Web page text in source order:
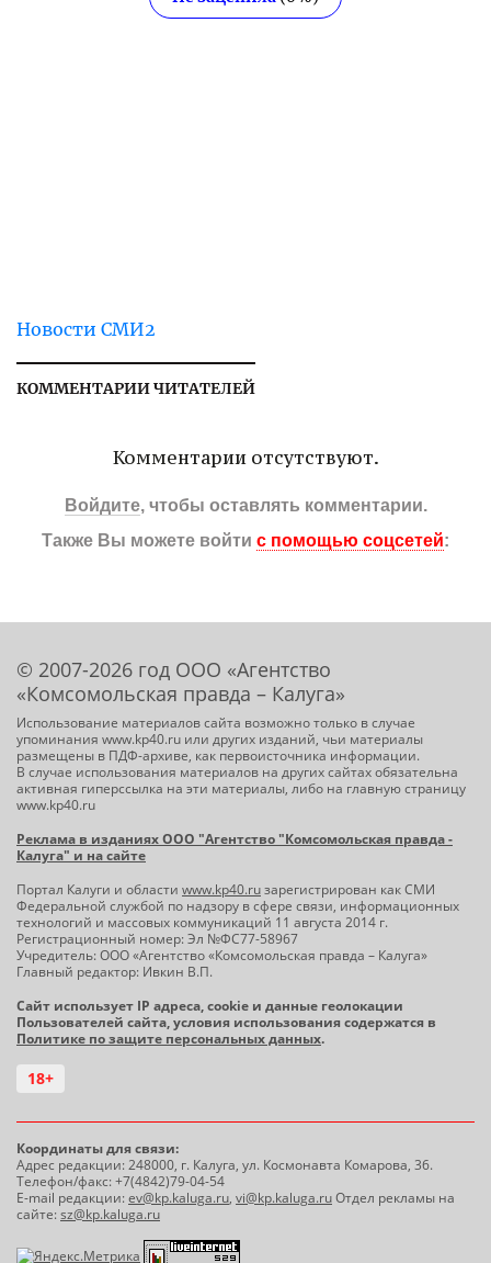
Новости СМИ2
КОММЕНТАРИИ ЧИТАТЕЛЕЙ
Комментарии отсутствуют.
Войдите, чтобы оставлять комментарии.
Также Вы можете войти с помощью соцсетей:
© 2007-2026 год ООО «Агентство
«Комсомольская правда – Калуга»
Использование материалов сайта возможно только в случае
упоминания www.kp40.ru или других изданий, чьи материалы
размещены в ПДФ-архиве, как первоисточника информации.
В случае использования материалов на других сайтах обязательна
активная гиперссылка на эти материалы, либо на главную страницу
www.kp40.ru
Реклама в изданиях ООО "Агентство "Комсомольская правда -
Калуга" и на сайте
Портал Калуги и области www.kp40.ruзарегистрирован как СМИ
Федеральной службой по надзору в сфере связи, информационных
технологий и массовых коммуникаций 11 августа 2014 г.
Регистрационный номер: Эл №ФС77-58967
Учредитель: ООО «Агентство «Комсомольская правда – Калуга»
Главный редактор: Ивкин В.П.
Сайт использует IP адреса, cookie и данные геолокации
Пользователей сайта, условия использования содержатся в
Политике по защите персональных данных.
18+
Координаты для связи:
Адрес редакции: 248000, г. Калуга, ул. Космонавта Комарова, 36.
Телефон/факс: +7(4842)79-04-54
E-mail редакции:ev@kp.kaluga.ru, vi@kp.kaluga.ruОтдел рекламы на
сайте:sz@kp.kaluga.ru